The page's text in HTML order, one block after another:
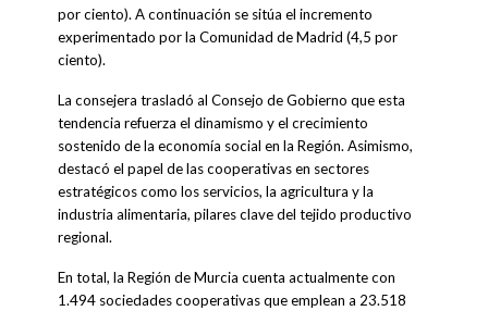
por ciento). A continuación se sitúa el incremento
experimentado por la Comunidad de Madrid (4,5 por
ciento).
La consejera trasladó al Consejo de Gobierno que esta
tendencia refuerza el dinamismo y el crecimiento
sostenido de la economía social en la Región. Asimismo,
destacó el papel de las cooperativas en sectores
estratégicos como los servicios, la agricultura y la
industria alimentaria, pilares clave del tejido productivo
regional.
En total, la Región de Murcia cuenta actualmente con
1.494 sociedades cooperativas que emplean a 23.518